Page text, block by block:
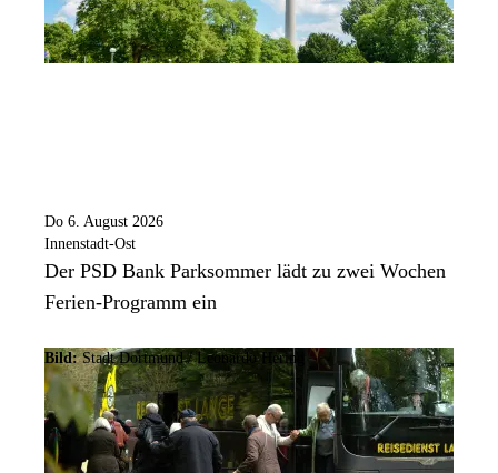
Do 6. August 2026
Innenstadt-Ost
Der PSD Bank Parksommer lädt zu zwei Wochen
Ferien-Programm ein
Bild: Stadt Dortmund / Leonardo Hering